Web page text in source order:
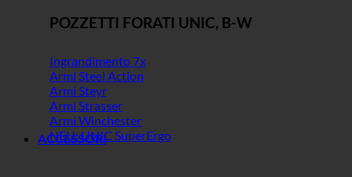
POZZETTI FORATI UNIC, B-W
Ingrandimento 7x
Armi Steel Action
Armi Steyr
Armi Strasser
Armi Winchester
NEU: UNIC SuperErgo
ACCESSORI